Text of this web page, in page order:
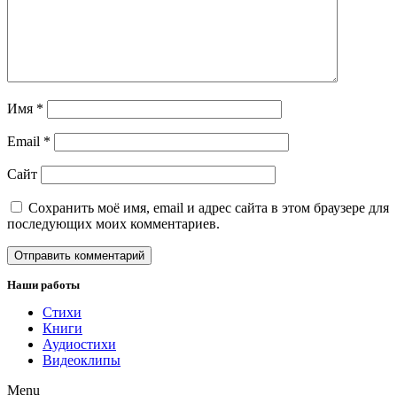
Имя *
Email *
Сайт
Сохранить моё имя, email и адрес сайта в этом браузере для
последующих моих комментариев.
Наши работы
Стихи
Книги
Аудиостихи
Видеоклипы
Menu